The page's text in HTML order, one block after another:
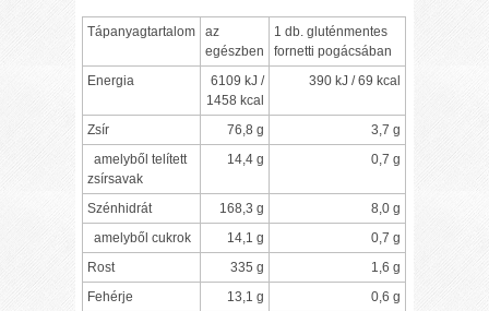
Tápanyagtartalom
az
egészben
1 db. gluténmentes
fornetti pogácsában
Energia
6109 kJ /
1458 kcal
390 kJ / 69 kcal
Zsír 76,8 g
3,7 g
amelyből telített
zsírsavak
14,4 g 0,7 g
Szénhidrát 168,3 g
8,0 g
amelyből cukrok
14,1 g
0,7 g
Rost
335 g
1,6 g
Fehérje
13,1 g
0,6 g